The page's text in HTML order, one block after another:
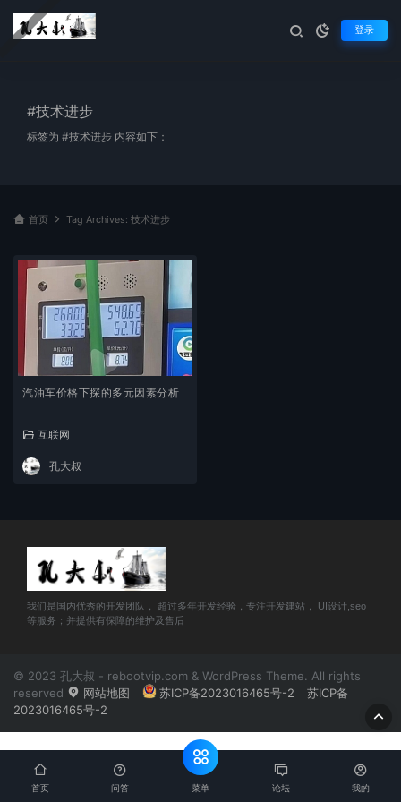
登录
#技术进步
标签为 #技术进步 内容如下：
首页 Tag Archives: 技术进步
汽油车价格下探的多元因素分析
互联网
孔大叔
我们是国内优秀的开发团队， 超过多年开发经验，专注开发建站， UI设计,seo
等服务；并提供有保障的维护及售后
© 2023 孔大叔 - rebootvip.com & WordPress Theme. All rights
reserved
网站地图 苏ICP备2023016465号-2
苏ICP备
2023016465号-2
首页 问答 菜单 论坛 我的